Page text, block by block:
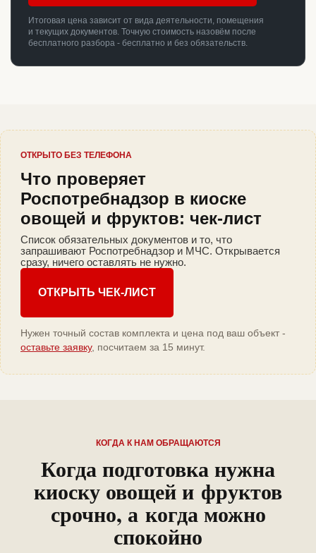
Итоговая цена зависит от вида деятельности, помещения
и текущих документов. Точную стоимость назовём после
бесплатного разбора - бесплатно и без обязательств.
ОТКРЫТО БЕЗ ТЕЛЕФОНА
Что проверяет
Роспотребнадзор в киоске
овощей и фруктов: чек-лист
Список обязательных документов и то, что
запрашивают Роспотребнадзор и МЧС. Открывается
сразу, ничего оставлять не нужно.
ОТКРЫТЬ ЧЕК-ЛИСТ
Нужен точный состав комплекта и цена под ваш объект -
оставьте заявку, посчитаем за 15 минут.
КОГДА К НАМ ОБРАЩАЮТСЯ
Когда подготовка нужна
киоску овощей и фруктов
срочно, а когда можно
спокойно